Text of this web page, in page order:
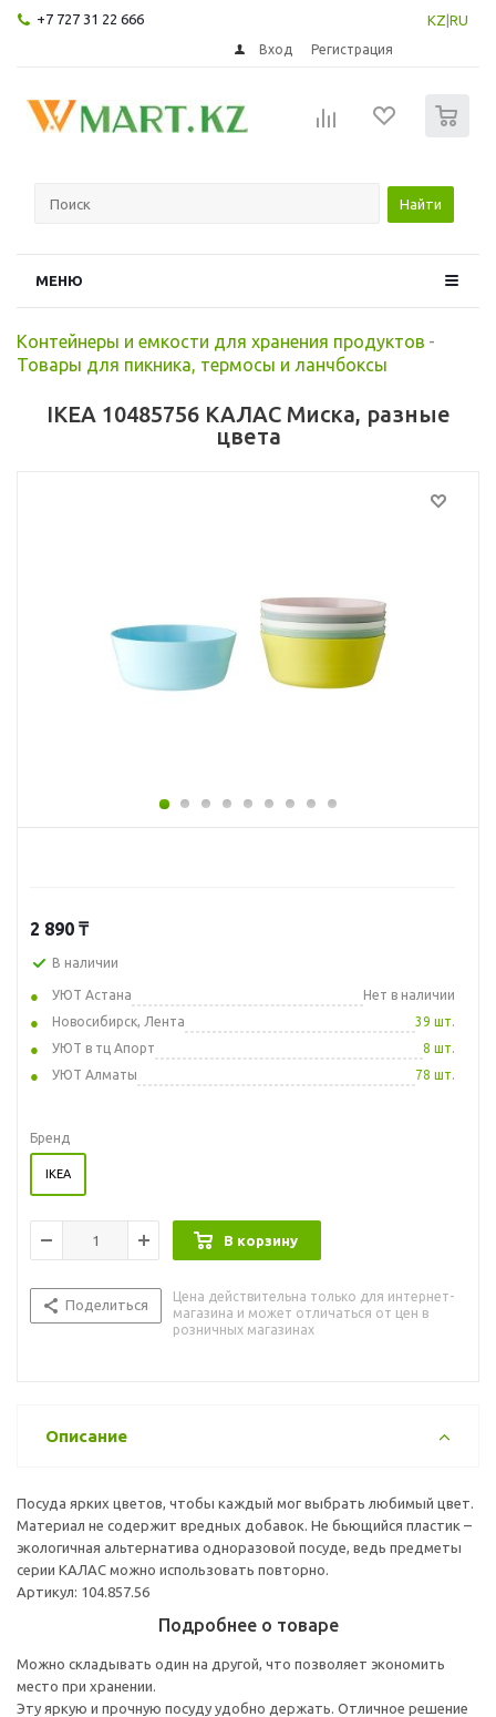
+7 727 31 22 666 KZ RU
Вход Регистрация
Найти
МЕНЮ
Контейнеры и емкости для хранения продуктов -
Товары для пикника, термосы и ланчбоксы
IKEA 10485756 КАЛАС Миска, разные
цвета
2 890 ₸
В наличии
УЮТ Астана
Нет в наличии
Новосибирск, Лента
39 шт.
УЮТ в тц Апорт
8 шт.
УЮТ Алматы
78 шт.
Бренд
IKEA
В корзину
Поделиться
Цена действительна только для интернет-
магазина и может отличаться от цен в
розничных магазинах
Описание
Посуда ярких цветов, чтобы каждый мог выбрать любимый цвет.
Материал не содержит вредных добавок. Не бьющийся пластик –
экологичная альтернатива одноразовой посуде, ведь предметы
серии КАЛАС можно использовать повторно.
Артикул: 104.857.56
Подробнее о товаре
Можно складывать один на другой, что позволяет экономить
место при хранении.
Эту яркую и прочную посуду удобно держать. Отличное решение